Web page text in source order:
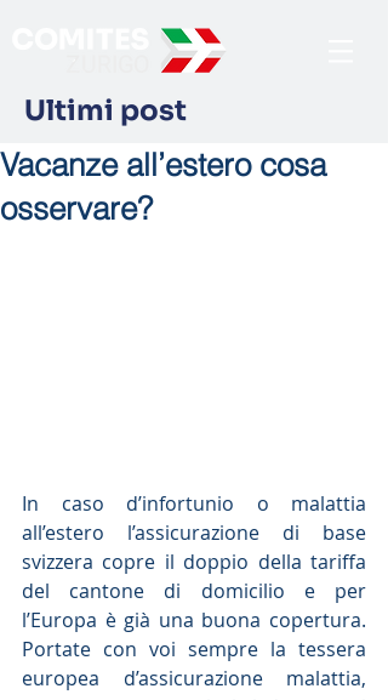
Ultimi post
Vacanze all’estero cosa
osservare?
In caso d’infortunio o malattia
all’estero l’assicurazione di base
svizzera copre il doppio della tariffa
del cantone di domicilio e per
l’Europa è già una buona copertura.
Portate con voi sempre la tessera
europea d’assicurazione malattia,